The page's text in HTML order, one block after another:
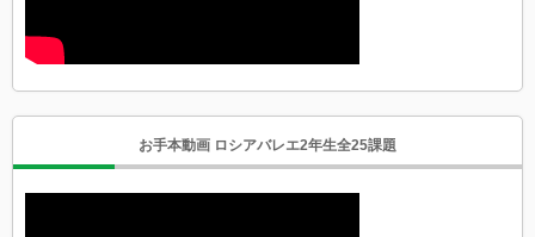
お手本動画 ロシアバレエ2年生全25課題